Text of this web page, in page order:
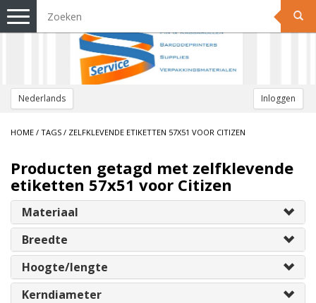
Nederlands Inloggen
Toggle
navigation
HOME / TAGS / ZELFKLEVENDE ETIKETTEN 57X51 VOOR CITIZEN
Producten getagd met zelfklevende
etiketten 57x51 voor Citizen
Materiaal
Breedte
Hoogte/lengte
Kerndiameter